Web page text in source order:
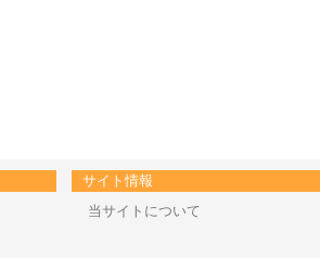
サイト情報
当サイトについて